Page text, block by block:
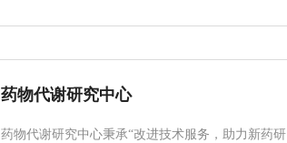
药物代谢研究中心
药物代谢研究中心秉承“改进技术服务，助力新药研